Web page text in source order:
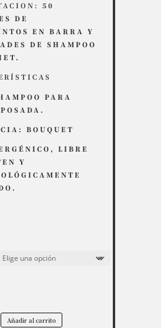
50
DE
EN BARRA Y
DE SHAMPOO
PARA
BOUQUET
LIBRE
Y
Añadir al carrito